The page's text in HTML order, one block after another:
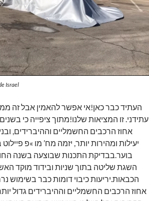
Israel
העתיד כבר כאן!אי אפשר להאמין אבל זה
עתידני. זו המציאות שלנו!מתוך ציפייה כי
אחוז הרכבים החשמליים וההיברידים,
יעילות ומהירות יותר, יזמה מח’ מו »פ
בוער.בבדיקת התכנות שבוצעה בשנה
השגת שליטה בתוך שניות ובידוד מוקד
הכבאות.יריעות כיבוי דומות כבר בשימוש
אחוז הרכבים החשמליים וההיברידים גדול